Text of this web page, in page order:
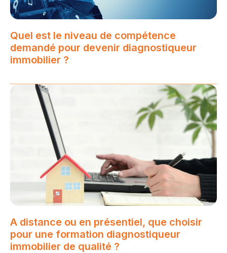
Quel est le niveau de compétence
demandé pour devenir diagnostiqueur
immobilier ?
A distance ou en présentiel, que choisir
pour une formation diagnostiqueur
immobilier de qualité ?